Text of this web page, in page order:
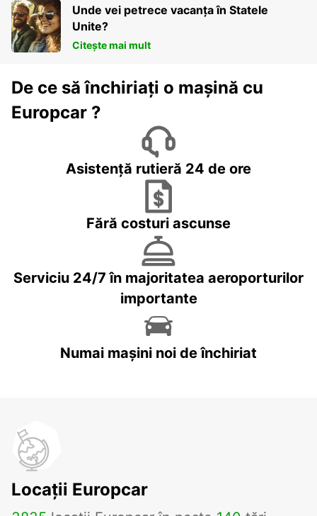
Unde vei petrece vacanța în Statele
Unite?
Citește mai mult
De ce să închiriați o mașină cu
Europcar ?
Asistență rutieră 24 de ore
Fără costuri ascunse
Serviciu 24/7 în majoritatea aeroporturilor
importante
Numai mașini noi de închiriat
Locații Europcar